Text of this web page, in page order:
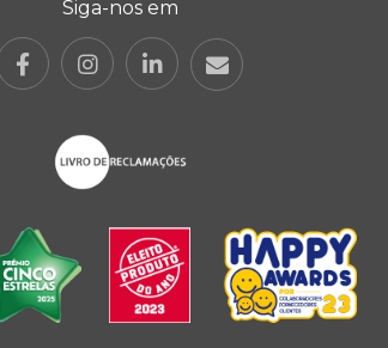
Siga-nos em